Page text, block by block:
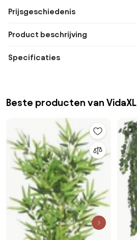
Prijsgeschiedenis
Product beschrijving
Specificaties
Beste producten van VidaXL